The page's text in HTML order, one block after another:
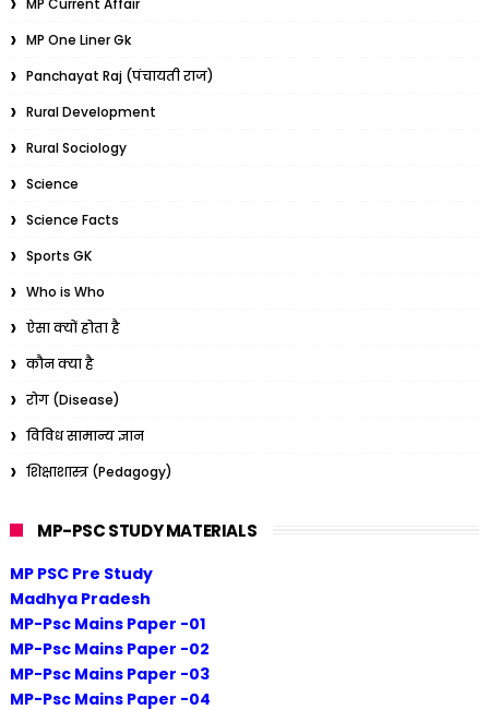
MP Current Affair
MP One Liner Gk
Panchayat Raj (पंचायती राज)
Rural Development
Rural Sociology
Science
Science Facts
Sports GK
Who is Who
ऐसा क्यों होता है
कौन क्या है
रोग (Disease)
विविध सामान्य ज्ञान
शिक्षाशास्त्र (Pedagogy)
MP-PSC STUDY MATERIALS
MP PSC Pre Study
Madhya Pradesh
MP-Psc Mains Paper -01
MP-Psc Mains Paper -02
MP-Psc Mains Paper -03
MP-Psc Mains Paper -04